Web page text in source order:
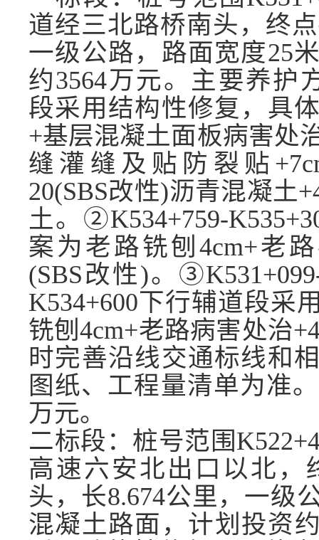
道经三北路桥南头，终
一级公路，路面宽度25
约3564万元。主要养护
段采用结构性修复，具
+基层混凝土面板病害处
缝灌缝及贴防裂贴
20(SBS改性)沥青混凝土
土。②K534+759-
案为老路铣刨4cm+老
(SBS改性)。
K534+600下行辅道段采
铣刨4cm+老路病害处治
时完善沿线交通标线和
图纸、工程量清单为准。
万元。
二标段：桩号范围
高速六安北出口以北，
头，长8.674公里，一级
混凝土路面，计划投资